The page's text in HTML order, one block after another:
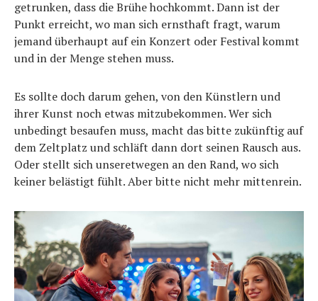
getrunken, dass die Brühe hochkommt. Dann ist der
Punkt erreicht, wo man sich ernsthaft fragt, warum
jemand überhaupt auf ein Konzert oder Festival kommt
und in der Menge stehen muss.
Es sollte doch darum gehen, von den Künstlern und
ihrer Kunst noch etwas mitzubekommen. Wer sich
unbedingt besaufen muss, macht das bitte zukünftig auf
dem Zeltplatz und schläft dann dort seinen Rausch aus.
Oder stellt sich unseretwegen an den Rand, wo sich
keiner belästigt fühlt. Aber bitte nicht mehr mittenrein.